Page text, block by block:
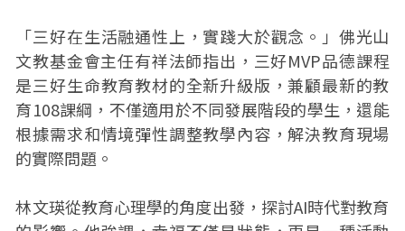
「三好在生活融通性上，實踐大於觀念。」佛光山
文教基金會主任有祥法師指出，三好MVP品德課程
是三好生命教育教材的全新升級版，兼顧最新的教
育108課綱，不僅適用於不同發展階段的學生，還能
根據需求和情境彈性調整教學內容，解決教育現場
的實際問題。
林文瑛從教育心理學的角度出發，探討AI時代對教育